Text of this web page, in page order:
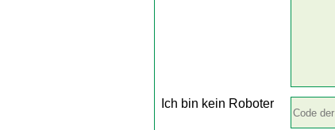
Ich bin kein Roboter